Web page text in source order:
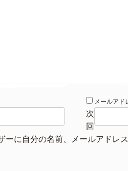
メールアド
次
回
に自分の名前、メールアドレ